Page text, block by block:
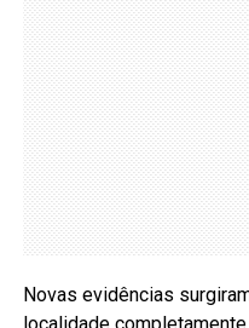
Novas evidências